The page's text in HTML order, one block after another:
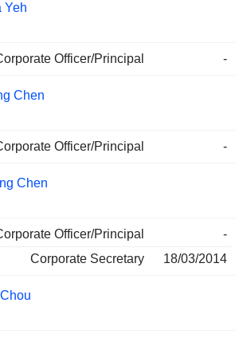
Yeh
Officer/Principal -
Chen
Officer/Principal -
Chen
Officer/Principal
-
Corporate Secretary
18/03/2014